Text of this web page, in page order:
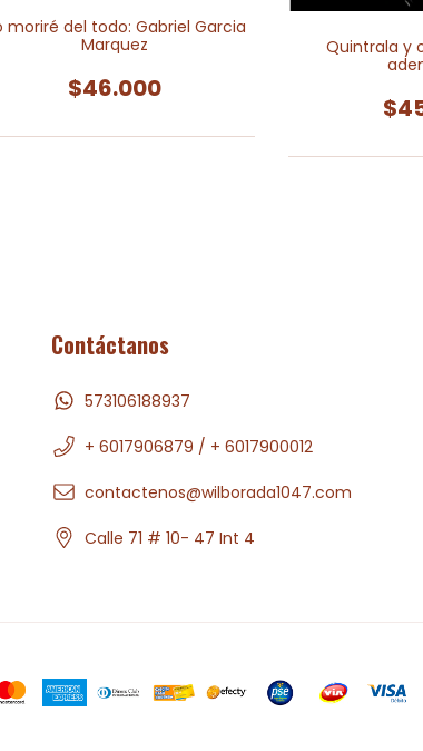
moriré del todo: Gabriel Garcia
Marquez
$46.000
Quintrala y
Contáctanos
573106188937
+ 6017906879 / + 6017900012
contactenos@wilborada1047.com
Calle 71 # 10- 47 Int 4